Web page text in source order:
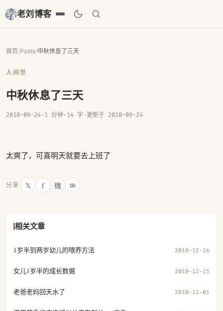
老刘博客
首页/Posts/中秋休息了三天
人间世
中秋休息了三天
2010-09-24· 1 分钟· 14 字 · 更新于 2010-09-24
太爽了，可喜明天就要去上班了
分享 𝕏 f 微 ✉
相关文章
1岁半到两岁幼儿的喂养方法 2010-12-16
女儿1岁半的成长数据 2010-12-15
老爸老妈回天水了 2010-11-01